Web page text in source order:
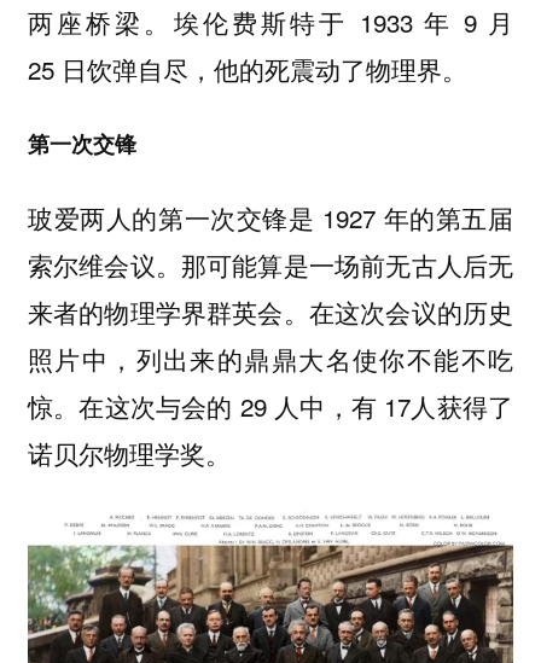
两座桥梁。埃伦费斯特于 1933 年 9 月
25 日饮弹自尽，他的死震动了物理界。
第一次交锋
玻爱两人的第一次交锋是 1927 年的第五届
索尔维会议。那可能算是一场前无古人后无
来者的物理学界群英会。在这次会议的历史
照片中，列出来的鼎鼎大名使你不能不吃
惊。在这次与会的 29 人中，有 17人获得了
诺贝尔物理学奖。